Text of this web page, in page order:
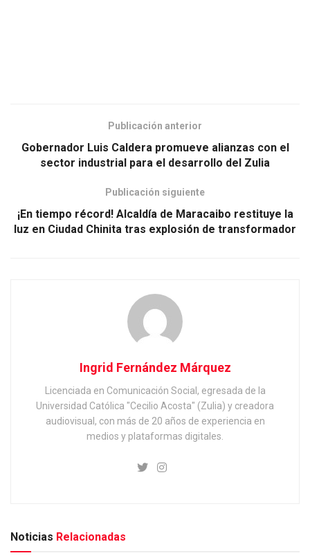
Publicación anterior
Gobernador Luis Caldera promueve alianzas con el
sector industrial para el desarrollo del Zulia
Publicación siguiente
¡En tiempo récord! Alcaldía de Maracaibo restituye la
luz en Ciudad Chinita tras explosión de transformador
Ingrid Fernández Márquez
Licenciada en Comunicación Social, egresada de la
Universidad Católica "Cecilio Acosta" (Zulia) y creadora
audiovisual, con más de 20 años de experiencia en
medios y plataformas digitales.
Noticias Relacionadas